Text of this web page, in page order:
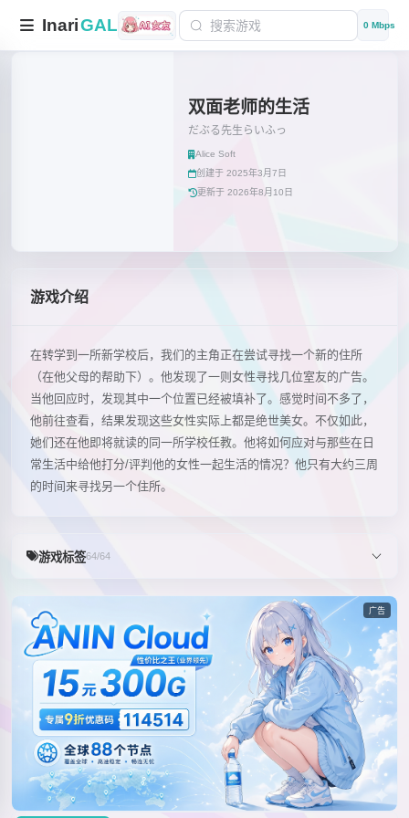
InariGAL 0 Mbps
双面老师的生活
だぶる先生らいふっ
Alice Soft
创建于 2025年3月7日
更新于 2026年8月10日
游戏介绍
在转学到一所新学校后，我们的主角正在尝试寻找一个新的住所
（在他父母的帮助下）。他发现了一则女性寻找几位室友的广告。
当他回应时，发现其中一个位置已经被填补了。感觉时间不多了，
他前往查看，结果发现这些女性实际上都是绝世美女。不仅如此，
她们还在他即将就读的同一所学校任教。他将如何应对与那些在日
常生活中给他打分/评判他的女性一起生活的情况？他只有大约三周
的时间来寻找另一个住所。
游戏标签64/64
广告